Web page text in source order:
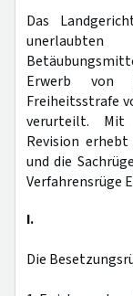
Das
Erwerb von
Freiheitsstrafe
verurteilt. Mit
Revision
und die
Verfahrensrüge
I.
Die